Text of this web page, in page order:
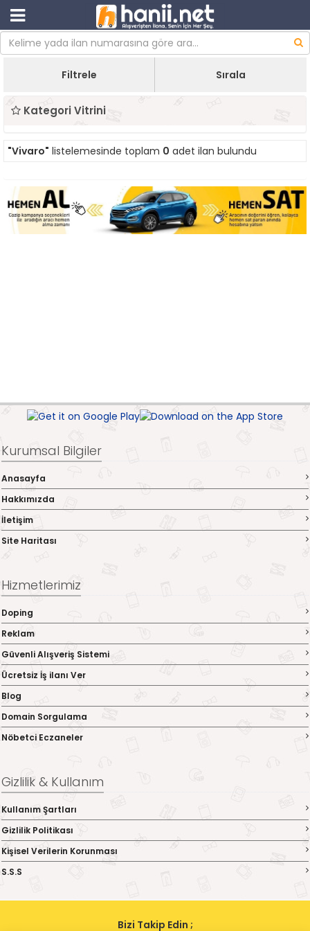
Filtrele Sırala
Kategori Vitrini
"Vivaro" listelemesinde toplam 0 adet ilan bulundu
Kurumsal Bilgiler
Anasayfa
Hakkımızda
İletişim
Site Haritası
Hizmetlerimiz
Doping
Reklam
Güvenli Alışveriş Sistemi
Ücretsiz İş ilanı Ver
Blog
Domain Sorgulama
Nöbetci Eczaneler
Gizlilik & Kullanım
Kullanım Şartları
Gizlilik Politikası
Kişisel Verilerin Korunması
S.S.S
Bizi Takip Edin ;